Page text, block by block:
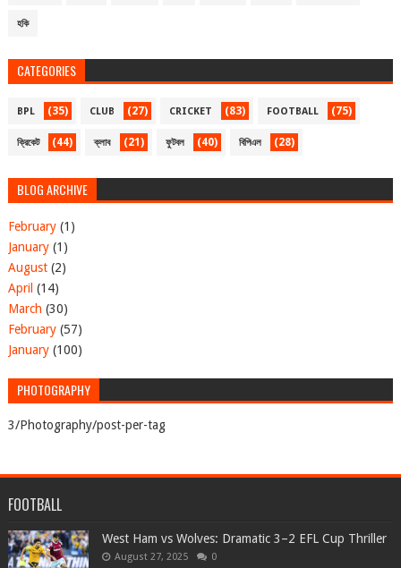
হকি
CATEGORIES
BPL (35) CLUB (27) CRICKET (83) FOOTBALL (75)
ক্রিকেট (44) ক্লাব (21) ফুটবল (40) বিপিএল (28)
BLOG ARCHIVE
February(1)
January(1)
August(2)
April (14)
March (30)
February(57)
January(100)
PHOTOGRAPHY
3/Photography/post-per-tag
FOOTBALL
West Ham vs Wolves: Dramatic 3–2 EFL Cup Thriller
August 27, 2025 0